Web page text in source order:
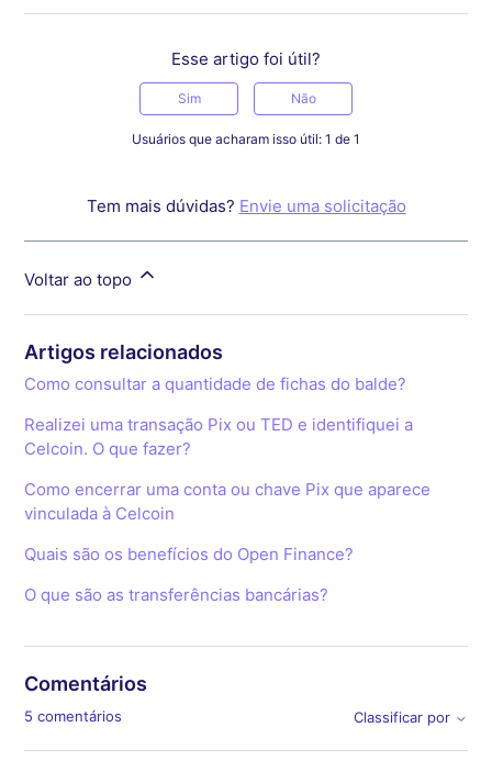
Esse artigo foi útil?
Sim Não
Usuários que acharam isso útil: 1 de 1
Tem mais dúvidas? Envie uma solicitação
Voltar ao topo
Artigos relacionados
Como consultar a quantidade de fichas do balde?
Realizei uma transação Pix ou TED e identifiquei a
Celcoin. O que fazer?
Como encerrar uma conta ou chave Pix que aparece
vinculada à Celcoin
Quais são os benefícios do Open Finance?
O que são as transferências bancárias?
Comentários
5 comentários Classificar por